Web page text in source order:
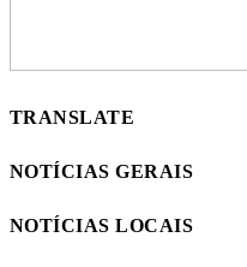
TRANSLATE
NOTÍCIAS GERAIS
NOTÍCIAS LOCAIS